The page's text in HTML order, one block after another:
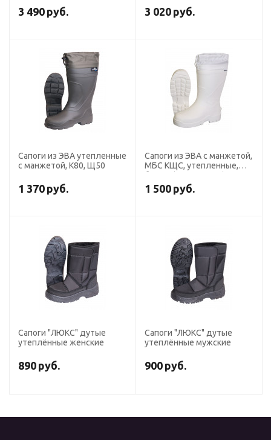
G02)
3 490 руб. 3 020 руб.
Сапоги из ЭВА утепленные
с манжетой, К80, Щ50
1 370 руб.
Сапоги из ЭВА с манжетой,
МБС КЩС, утепленные,
1 500 руб.
Сапоги "ЛЮКС" дутые
утеплённые женские
890 руб.
Сапоги "ЛЮКС" дутые
утеплённые мужские
900 руб.